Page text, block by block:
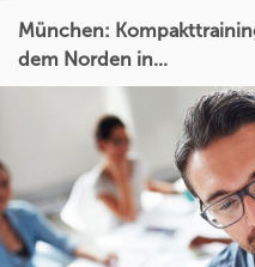
München:
dem Norden in...